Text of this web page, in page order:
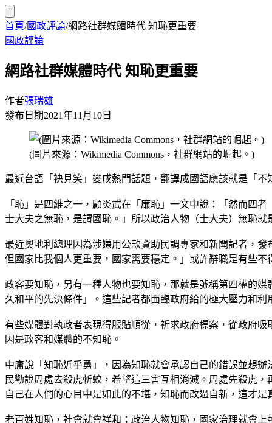
首頁/國政評論/網路社群媒體時代 知恥更重要
國政評論
網路社群媒體時代 知恥更重要
作者張瑞雄
發布日期2021年11月10日
(圖片來源：Wikimedia Commons，社群網站的崛起。)
最近台語「袂見笑」變成熱門話題，翻譯成國語應該就是「
「恥」是四維之一，顧炎武在「廉恥」一文中說：「然而四
士大夫之無恥，是謂國恥。」所以政治人物（士大夫）無恥就
最近奧地利總理因為涉嫌用公款資助民調專家和新聞記者，
但國家比我個人更重要，國家需要穩定。」或許辭職是有些
政客要知恥，另有一種人物也要知恥，那就是號稱第四權的
久和平的先決條件」。這些記者都面臨政府給的極大壓力和
有些媒體對執政者表現得服貼順從，祈求政府標案，從政府
因是政客和媒體的不知恥。
中庸說「知恥近乎勇」，因為知恥就會承認自己的錯誤並想
民勸說周處去殺虎斬蛟，希望這三害互相消滅。周處先殺虎
自己在人們的心目中是如此的不堪，知恥而改過自新，這才是
老百姓知恥，社會就會祥和；政治人物知恥，國家治理就會